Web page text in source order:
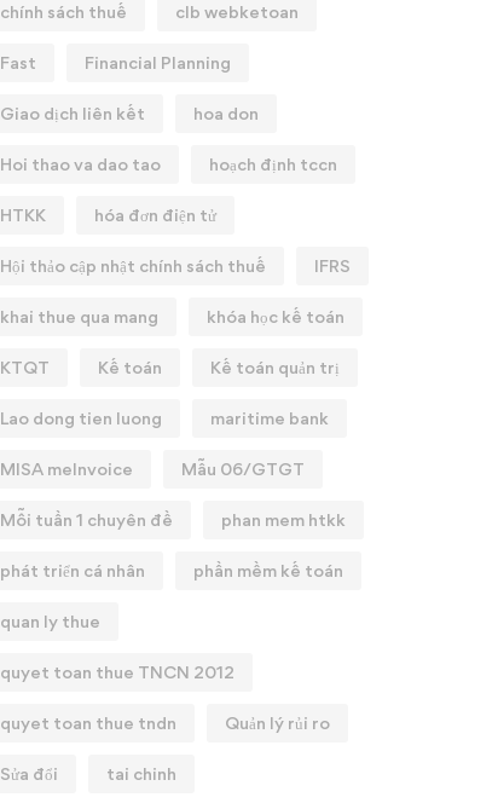
chính sách thuế clb webketoan
Fast Financial Planning
Giao dịch liên kết hoa don
Hoi thao va dao tao hoạch định tccn
HTKK hóa đơn điện tử
Hội thảo cập nhật chính sách thuế IFRS
khai thue qua mang khóa học kế toán
KTQT Kế toán Kế toán quản trị
Lao dong tien luong maritime bank
MISA meInvoice Mẫu 06/GTGT
Mỗi tuần 1 chuyên đề phan mem htkk
phát triển cá nhân phần mềm kế toán
quan ly thue
quyet toan thue TNCN 2012
quyet toan thue tndn Quản lý rủi ro
Sửa đổi tai chinh